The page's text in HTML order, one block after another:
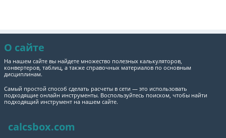
О сайте
На нашем сайте вы найдете множество полезных калькуляторов,
конвертеров, таблиц, а также справочных материалов по основным
дисциплинам.
Самый простой способ сделать расчеты в сети — это использовать
подходящие онлайн инструменты. Воспользуйтесь поиском, чтобы найти
подходящий инструмент на нашем сайте.
calcsbox.com